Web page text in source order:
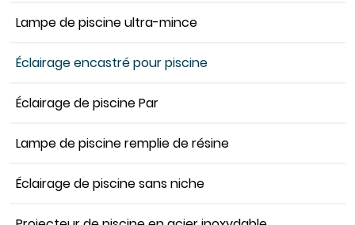
Lampe de piscine ultra-mince
Éclairage encastré pour piscine
Éclairage de piscine Par
Lampe de piscine remplie de résine
Éclairage de piscine sans niche